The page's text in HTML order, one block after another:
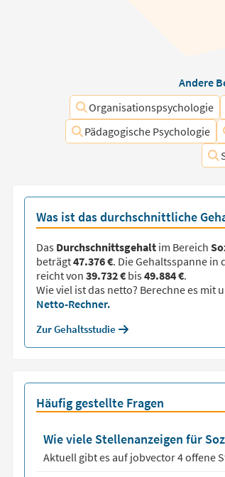
Andere
Organisationspsychologie
Pädagogische Psychologie
Was ist das durchschnittliche
Das Durchschnittsgehaltim Bereich
beträgt47.376 €. Die Gehaltsspanne in
reicht von 39.732 €bis49.884 €.
Wie viel ist das netto? Berechne es mit
Netto-Rechner.
Zur Gehaltsstudie
Häufig gestellte Fragen
Wie viele Stellenanzeigen für
Aktuell gibt es auf jobvector4offene